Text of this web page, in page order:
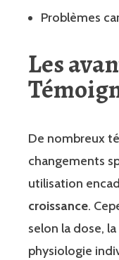
Problèmes
Les
De nombreux
changements
utilisation
croissance.
selon la dose,
physiologie